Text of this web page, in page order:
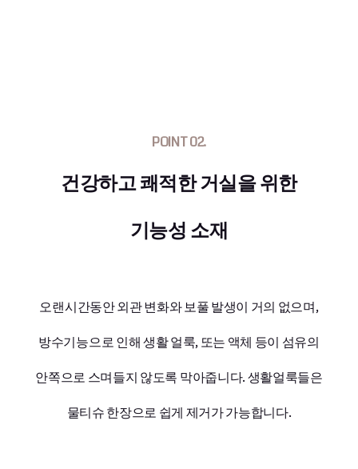
POINT 02.
건강하고 쾌적한 거실을 위한
기능성 소재
오랜시간동안 외관 변화와 보풀 발생이 거의 없으며,
방수기능으로 인해 생활 얼룩, 또는 액체 등이 섬유의
안쪽으로 스며들지 않도록 막아줍니다. 생활얼룩들은
물티슈 한장으로 쉽게 제거가 가능합니다.